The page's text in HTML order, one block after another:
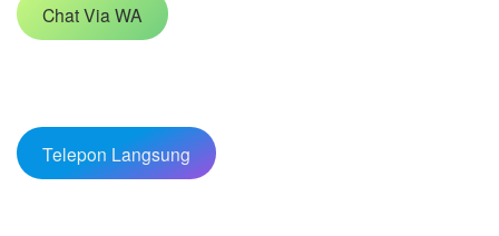
Chat Via WA
Telepon Langsung